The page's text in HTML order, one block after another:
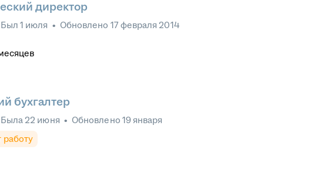
директор
Был 1 июля • Обновлено 17 февраля 2014
бухгалтер
Была 22 июня • Обновлено 19 января
работу